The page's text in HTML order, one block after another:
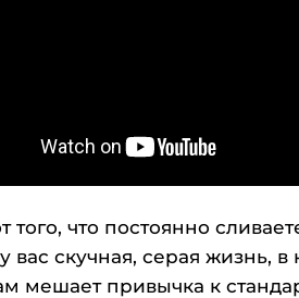
того, что постоянно
вас скучная, серая жизнь, в
мешает привычка к